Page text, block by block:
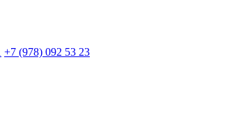
+7 (978) 092 53 23